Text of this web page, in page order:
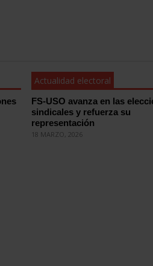
Actualidad electoral
FS-USO avanza en las
sindicales y refuerza su
representación
18 MARZO, 2026